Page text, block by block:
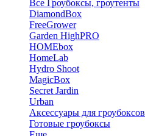
Все Гроубоксы, гроутенты
DiamondBox
FreeGrower
Garden HighPRO
HOMEbox
HomeLab
Hydro Shoot
MagicBox
Secret Jardin
Urban
Аксессуары для гроубоксов
Готовые гроубоксы